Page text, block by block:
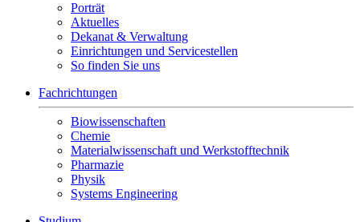
Porträt
Aktuelles
Dekanat & Verwaltung
Einrichtungen und Servicestellen
So finden Sie uns
Fachrichtungen
Biowissenschaften
Chemie
Materialwissenschaft und Werkstofftechnik
Pharmazie
Physik
Systems Engineering